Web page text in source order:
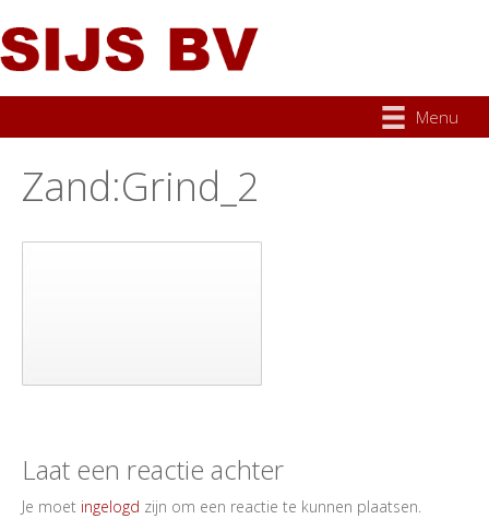
Menu
Zand:Grind_2
Laat een reactie achter
Je moet ingelogd zijn om een reactie te kunnen plaatsen.